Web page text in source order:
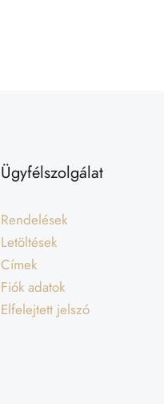
Ügyfélszolgálat
Rendelések
Letöltések
Címek
Fiók adatok
Elfelejtett jelszó